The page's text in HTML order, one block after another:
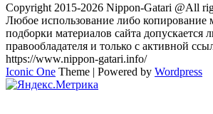
Copyright 2015-2026 Nippon-Gatari @All
Любое использование либо копирование
подборки материалов сайта допускается
правообладателя и только с активной
https://www.nippon-gatari.info/
Iconic One Theme | Powered by Wordpress